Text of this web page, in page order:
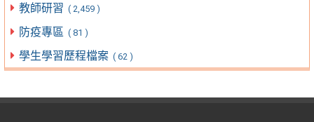
教師研習 ( 2,459 )
防疫專區 ( 81 )
學生學習歷程檔案 ( 62 )